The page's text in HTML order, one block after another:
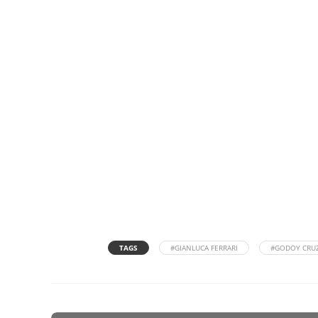
TAGS #GIANLUCA FERRARI #GODOY